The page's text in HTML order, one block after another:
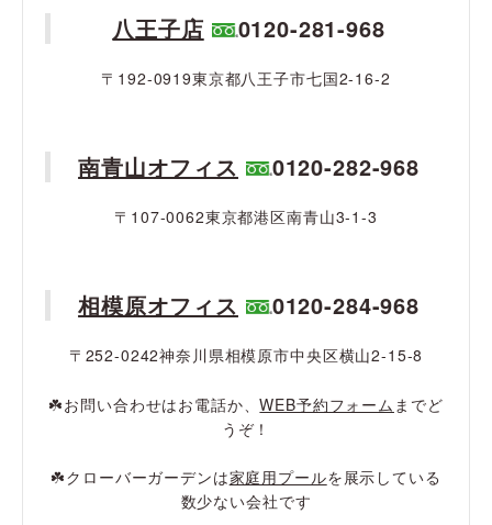
八王子店 0120-281-968
〒192-0919東京都八王子市七国2-16-2
南青山オフィス 0120-282-968
〒107-0062東京都港区南青山3-1-3
相模原オフィス 0120-284-968
〒252-0242神奈川県相模原市中央区横山2-15-8
☘️お問い合わせはお電話か、WEB予約フォーム までど
うぞ！
☘️クローバーガーデンは家庭用プールを展示している
数少ない会社です